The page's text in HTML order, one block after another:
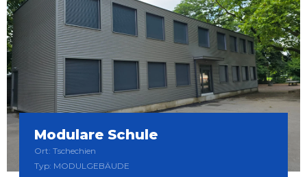
Modulare Schule
Ort: Tschechien
Typ: MODULGEBÄUDE